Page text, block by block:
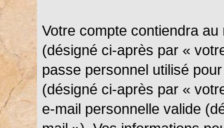
Votre compte contiendra
(désigné ci-après par «
passe personnel utilisé
(désigné ci-après par «
e-mail personnelle valide